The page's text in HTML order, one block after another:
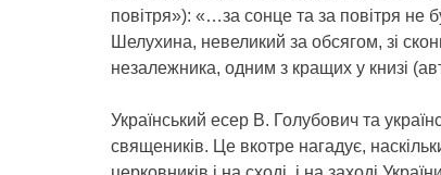
повітря»): «…за сонце та за повітря
Шелухина, невеликий за обсягом, зі
незалежника, одним з кращих у книзі
Український есер В. Голубович та
священиків. Це вкотре нагадує,